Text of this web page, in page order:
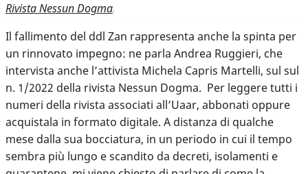
Rivista Nessun Dogma.
Il fallimento del ddl Zan rappresenta anche la spinta per
un rinnovato impegno: ne parla Andrea Ruggieri, che
intervista anche l’attivista Michela Capris Martelli, sul sul
n. 1/2022 della rivista Nessun Dogma. Per leggere tutti i
numeri della rivista associati all’Uaar, abbonati oppure
acquistala in formato digitale. A distanza di qualche
mese dalla sua bocciatura, in un periodo in cui il tempo
sembra più lungo e scandito da decreti, isolamenti e